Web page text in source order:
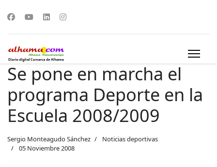
Se pone en marcha el
programa Deporte en la
Escuela 2008/2009
Sergio Monteagudo Sánchez
Noticias deportivas
05 Noviembre 2008